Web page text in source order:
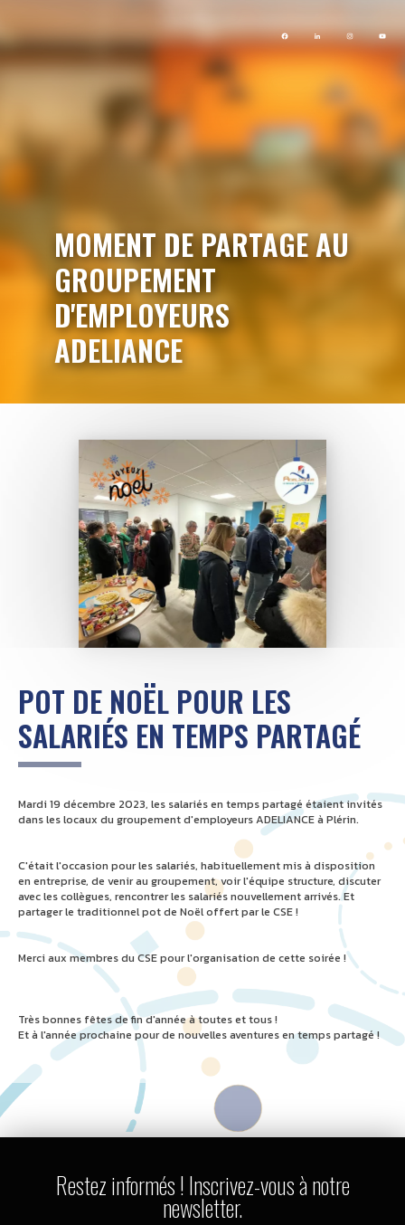
MOMENT DE PARTAGE AU
GROUPEMENT
D'EMPLOYEURS
ADELIANCE
POT DE NOËL POUR LES
SALARIÉS EN TEMPS PARTAGÉ
Mardi 19 décembre 2023, les salariés en temps partagé étaient invités
dans les locaux du groupement d'employeurs ADELIANCE à Plérin.
C'était l'occasion pour les salariés, habituellement mis à disposition
en entreprise, de venir au groupement, voir l'équipe structure, discuter
avec les collègues, rencontrer les salariés nouvellement arrivés. Et
partager le traditionnel pot de Noël offert par le CSE !
Merci aux membres du CSE pour l'organisation de cette soirée !
Très bonnes fêtes de fin d'année à toutes et tous !
Et à l'année prochaine pour de nouvelles aventures en temps partagé !
Restez informés ! Inscrivez-vous à notre
newsletter.